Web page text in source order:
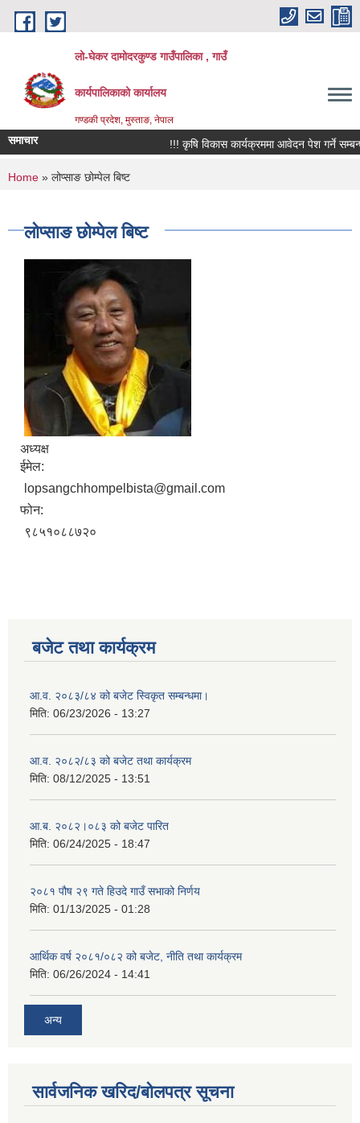
Skip to main content
लो-घेकर दामोदरकुण्ड गाउँपालिका , गाउँ
कार्यपालिकाको कार्यालय
गण्डकी प्रदेश, मुस्ताङ, नेपाल
समाचार !!! कृषि विकास कार्यक्रममा आवेदन पेश गर्ने सम्बन्धी
You are here
Home » लोप्साङ छोम्पेल बिष्ट
लोप्साङ छोम्पेल बिष्ट
अध्यक्ष
ईमेल:
lopsangchhompelbista@gmail.com
फोन:
९८५१०८८७२०
बजेट तथा कार्यक्रम
आ.व. २०८३/८४ को बजेट स्विकृत सम्बन्धमा।
मिति: 06/23/2026 - 13:27
आ.व. २०८२/८३ को बजेट तथा कार्यक्रम
मिति: 08/12/2025 - 13:51
आ.ब. २०८२।०८३ को बजेट पारित
मिति: 06/24/2025 - 18:47
२०८१ पौष २९ गते हिउदे गाउँ सभाको निर्णय
मिति: 01/13/2025 - 01:28
आर्थिक वर्ष २०८१/०८२ को बजेट, नीति तथा कार्यक्रम
मिति: 06/26/2024 - 14:41
अन्य
सार्वजनिक खरिद/बोलपत्र सूचना